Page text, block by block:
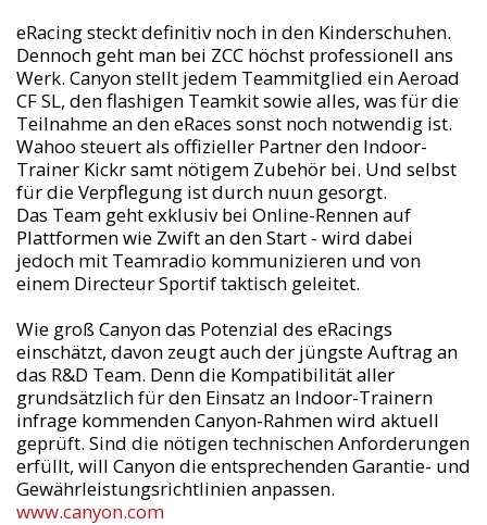
eRacing steckt definitiv noch in den Kinderschuhen.
Dennoch geht man bei ZCC höchst professionell ans
Werk. Canyon stellt jedem Teammitglied ein Aeroad
CF SL, den flashigen Teamkit sowie alles, was für die
Teilnahme an den eRaces sonst noch notwendig ist.
Wahoo steuert als offizieller Partner den Indoor-
Trainer Kickr samt nötigem Zubehör bei. Und selbst
für die Verpflegung ist durch nuun gesorgt.
Das Team geht exklusiv bei Online-Rennen auf
Plattformen wie Zwift an den Start - wird dabei
jedoch mit Teamradio kommunizieren und von
einem Directeur Sportif taktisch geleitet.
Wie groß Canyon das Potenzial des eRacings
einschätzt, davon zeugt auch der jüngste Auftrag an
das R&D Team. Denn die Kompatibilität aller
grundsätzlich für den Einsatz an Indoor-Trainern
infrage kommenden Canyon-Rahmen wird aktuell
geprüft. Sind die nötigen technischen Anforderungen
erfüllt, will Canyon die entsprechenden Garantie- und
Gewährleistungsrichtlinien anpassen.
www.canyon.com